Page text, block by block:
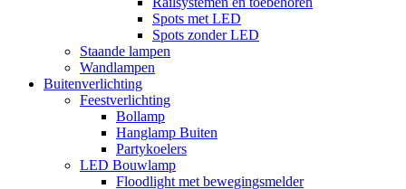
Spots met LED
Spots zonder LED
Staande lampen
Wandlampen
Buitenverlichting
Feestverlichting
Bollamp
Hanglamp Buiten
Partykoelers
LED Bouwlamp
Floodlight met bewegingsmelder